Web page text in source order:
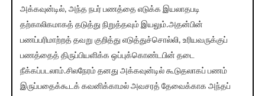
அக்கவுன்டில், அந்த நபர் பணத்தை எடுக்க இயலாதபடி
தற்காலிகமாகத் தடுத்து நிறுத்தவும் இயலும்.அதன்பின்
பணப்பரிமாற்றத் தவறு குறித்து எடுத்துச்சொல்லி, உரியவருக்குப்
பணத்தைத் திருப்பியளிக்க ஒப்புக்கொண்டபின் தடை
நீக்கப்படலாம்.சிலநேரம் தனது அக்கவுன்டில் கூடுதலாகப் பணம்
இருப்பதைக்கூடக் கவனிக்காமல் அவசரத் தேவைக்காக அந்தப்